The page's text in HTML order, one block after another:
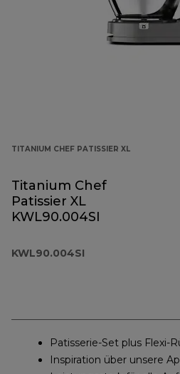
TITANIUM CHEF PATISSIER XL
Titanium Chef
Patissier XL
KWL90.004SI
KWL90.004SI
Patisserie-Set plus Flexi-
Inspiration über unsere